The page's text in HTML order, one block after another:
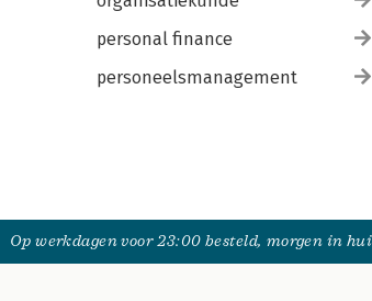
personal finance
personeelsmanagement
Op werkdagen voor 23:00 besteld, morgen in